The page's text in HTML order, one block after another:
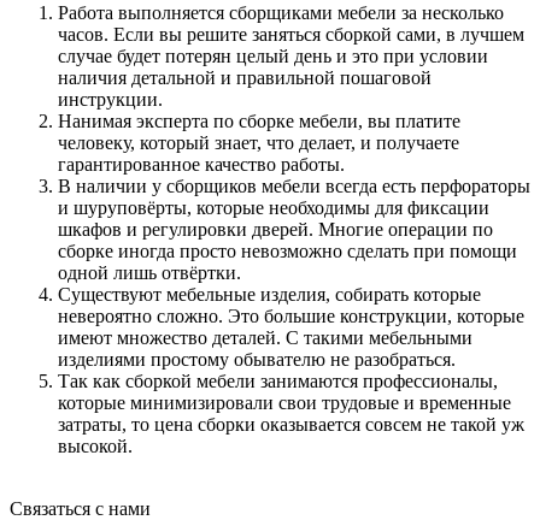
Работа выполняется сборщиками мебели за несколько
часов. Если вы решите заняться сборкой сами, в лучшем
случае будет потерян целый день и это при условии
наличия детальной и правильной пошаговой
инструкции.
Нанимая эксперта по сборке мебели, вы платите
человеку, который знает, что делает, и получаете
гарантированное качество работы.
В наличии у сборщиков мебели всегда есть перфораторы
и шуруповёрты, которые необходимы для фиксации
шкафов и регулировки дверей. Многие операции по
сборке иногда просто невозможно сделать при помощи
одной лишь отвёртки.
Существуют мебельные изделия, собирать которые
невероятно сложно. Это большие конструкции, которые
имеют множество деталей. С такими мебельными
изделиями простому обывателю не разобраться.
Так как сборкой мебели занимаются профессионалы,
которые минимизировали свои трудовые и временные
затраты, то цена сборки оказывается совсем не такой уж
высокой.
Связаться с нами